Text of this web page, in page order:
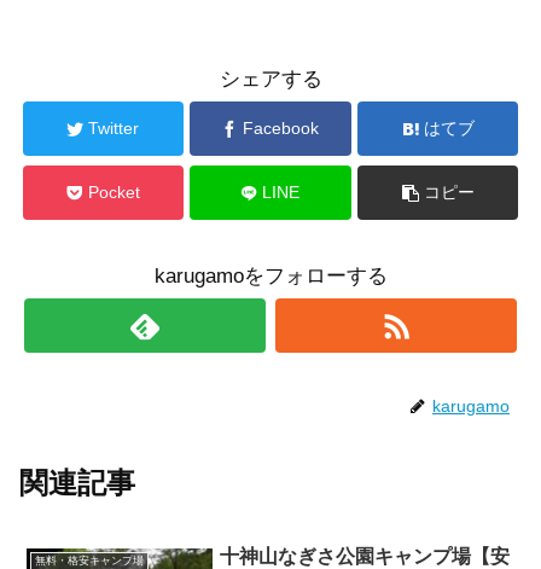
シェアする
Twitter Facebook はてブ
Pocket LINE コピー
karugamoをフォローする
karugamo
関連記事
無料・格安キャンプ場
十神山なぎさ公園キャンプ場【安